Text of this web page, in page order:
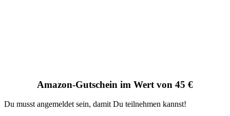
Amazon-Gutschein im Wert von 45 €
Du musst angemeldet sein, damit Du teilnehmen kannst!